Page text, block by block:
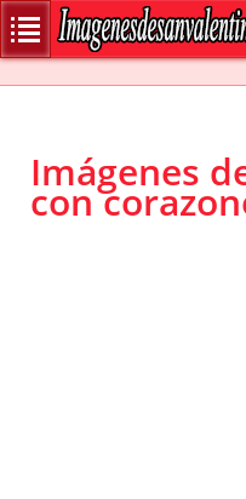
Imágenes
con